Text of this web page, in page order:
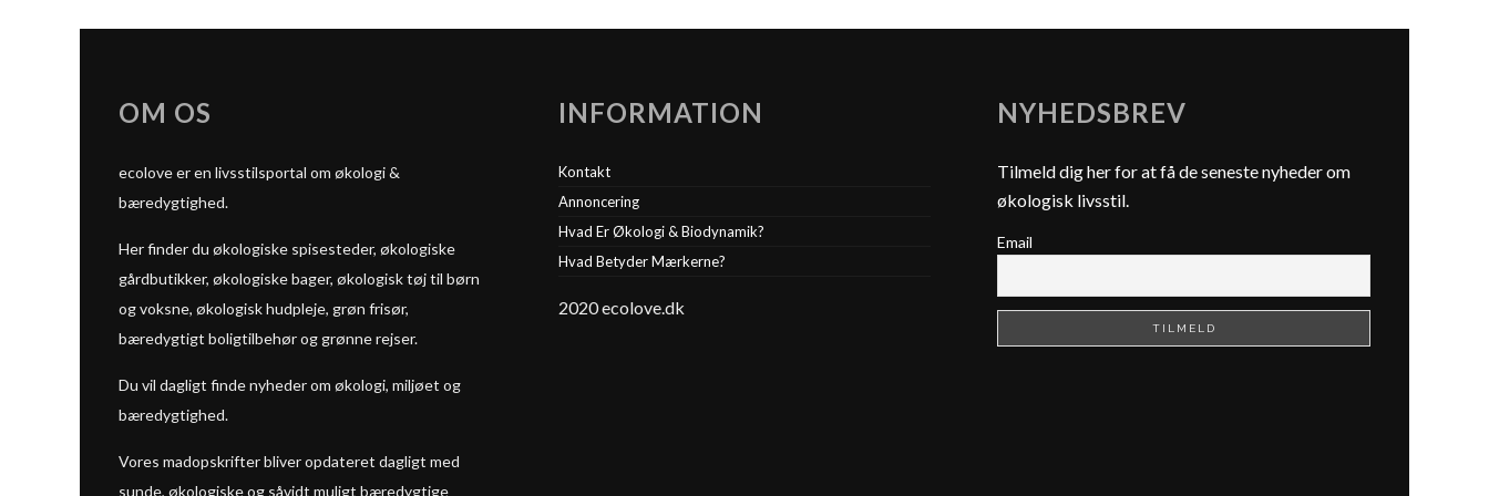
OM OS
ecolove er en livsstilsportal om økologi &
bæredygtighed.
Her finder du økologiske spisesteder, økologiske
gårdbutikker, økologiske bager, økologisk tøj til børn
og voksne, økologisk hudpleje, grøn frisør,
bæredygtigt boligtilbehør og grønne rejser.
Du vil dagligt finde nyheder om økologi, miljøet og
bæredygtighed.
Vores madopskrifter bliver opdateret dagligt med
sunde, økologiske og såvidt muligt bæredygtige
INFORMATION
Kontakt
Annoncering
Hvad Er Økologi & Biodynamik?
Hvad Betyder Mærkerne?
2020 ecolove.dk
NYHEDSBREV
Tilmeld dig her for at få de seneste nyheder om
økologisk livsstil.
Email